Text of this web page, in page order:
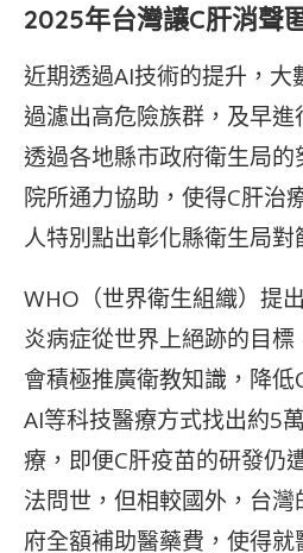
2025年台灣讓C肝消聲
近期透過AI技術的提升，大
過濾出高危險族群，及早進
透過各地縣市政府衛生局
院所通力協助，使得C肝治
人特別點出彰化縣衛生局對
WHO（世界衛生組織）提
炎病症從世界上絕跡的目
會積極推廣衛教知識，降
AI等科技醫療方式找出約5
療，即便C肝疫苗的研發仍
法問世，但相較國外，台
府全額補助醫藥費，使得